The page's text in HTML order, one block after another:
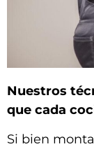
Nuestros
que cada
Si bien